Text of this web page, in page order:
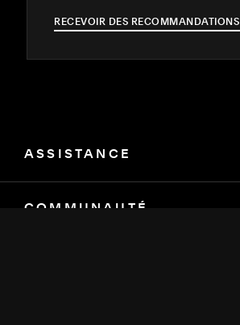
RECEVOIR DES RECOMMANDATIONS
→
ASSISTANCE
COMMUNAUTÉ